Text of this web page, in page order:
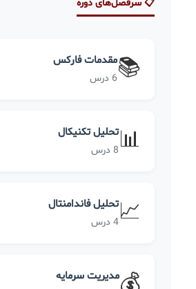
📋 سرفصل‌های دوره
📚مقدمات فارکس
6 درس
📊تحلیل تکنیکال
8 درس
📈تحلیل فاندامنتال
4 درس
مدیریت سرمایه